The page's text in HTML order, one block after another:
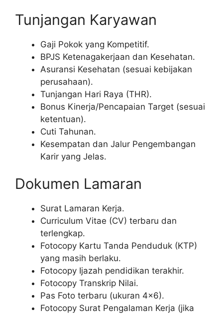
Tunjangan Karyawan
Gaji Pokok yang Kompetitif.
BPJS Ketenagakerjaan dan Kesehatan.
Asuransi Kesehatan (sesuai kebijakan
perusahaan).
Tunjangan Hari Raya (THR).
Bonus Kinerja/Pencapaian Target (sesuai
ketentuan).
Cuti Tahunan.
Kesempatan dan Jalur Pengembangan
Karir yang Jelas.
Dokumen Lamaran
Surat Lamaran Kerja.
Curriculum Vitae (CV) terbaru dan
terlengkap.
Fotocopy Kartu Tanda Penduduk (KTP)
yang masih berlaku.
Fotocopy Ijazah pendidikan terakhir.
Fotocopy Transkrip Nilai.
Pas Foto terbaru (ukuran 4×6).
Fotocopy Surat Pengalaman Kerja (jika